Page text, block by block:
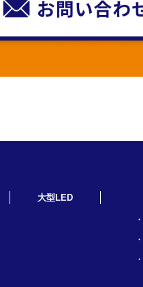
大型LED